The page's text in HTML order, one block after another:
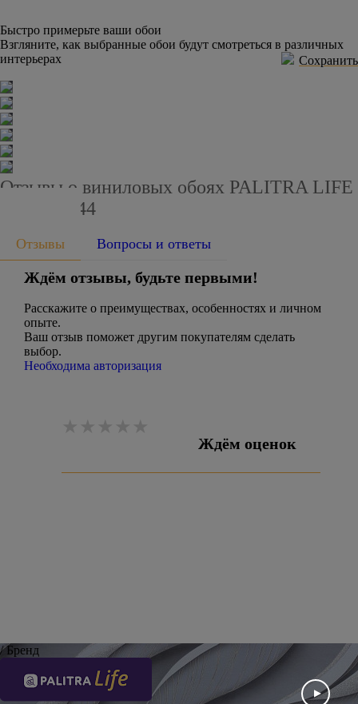
Быстро примерьте ваши обои
Взгляните, как выбранные обои будут смотреться в различных
интерьерах
Сохранить
Отзывы о виниловых обоях PALITRA LIFE
PL72358-44
Отзывы Вопросы и ответы
Ждём отзывы, будьте первыми!
Расскажите о преимуществах, особенностях и личном
опыте.
Ваш отзыв поможет другим покупателям сделать
выбор.
Необходима авторизация
Ждём оценок
/ Бренд